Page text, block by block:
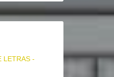
LETRAS -